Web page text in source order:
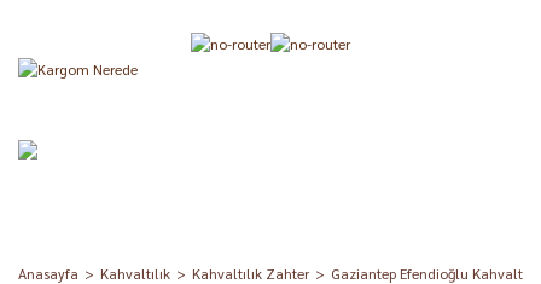
Anasayfa Kahvaltılık Kahvaltılık Zahter Gaziantep Efendioğlu